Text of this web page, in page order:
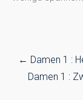
Post
← Damen 1 :
Damen 1 :